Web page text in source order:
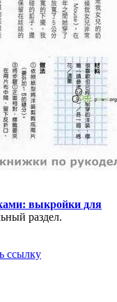
выкройки для
раздел.
ссылку